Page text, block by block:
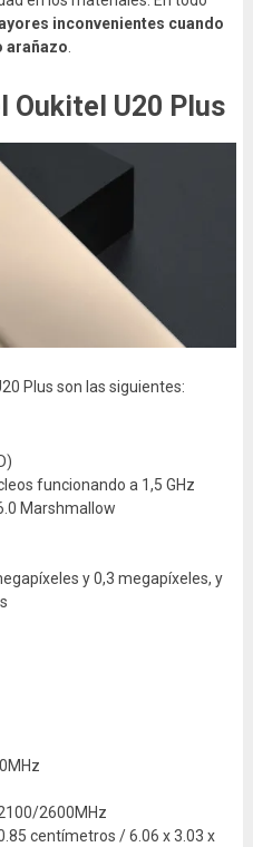
inconvenientes cuando
arañazo
Oukitel U20 Plus
Plus son las siguientes:
funcionando a 1,5 GHz
Marshmallow
y 0,3 megapíxeles, y
2600MHz
centímetros / 6.06 x 3.03 x